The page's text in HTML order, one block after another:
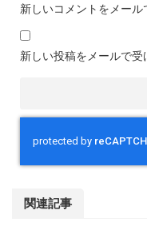
新しいコメントをメール
新しい投稿をメールで受
関連記事